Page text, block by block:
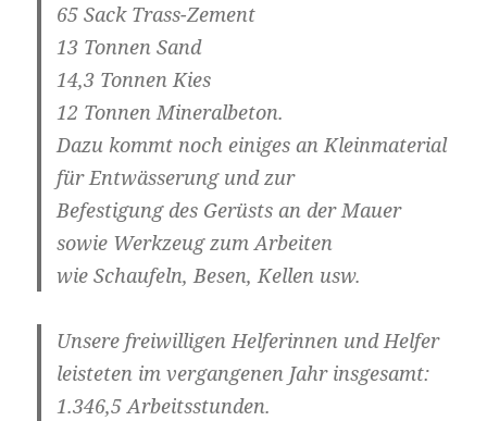
65 Sack Trass-Zement
13 Tonnen Sand
14,3 Tonnen Kies
12 Tonnen Mineralbeton.
Dazu kommt noch einiges an Kleinmaterial
für Entwässerung und zur
Befestigung des Gerüsts an der Mauer
sowie Werkzeug zum Arbeiten
wie Schaufeln, Besen, Kellen usw.
Unsere freiwilligen Helferinnen und Helfer
leisteten im vergangenen Jahr insgesamt:
1.346,5 Arbeitsstunden.